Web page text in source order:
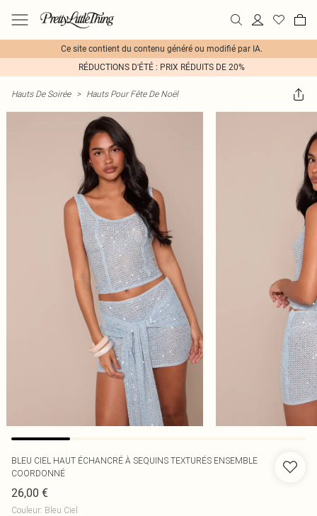
Ce site contient du contenu généré ou modifié par IA.
RÉDUCTIONS D'ÉTÉ : PRIX RÉDUITS DE 20%
Hauts De Soirée > Hauts Pour Fête De Noël
BLEU CIEL HAUT ÉCHANCRÉ À SEQUINS TEXTURÉS ENSEMBLE
COORDONNÉ
26,00 €
Couleur: Bleu Ciel